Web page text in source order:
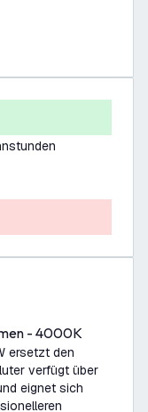
- 4000K
ersetzt den
verfügt über
eignet sich